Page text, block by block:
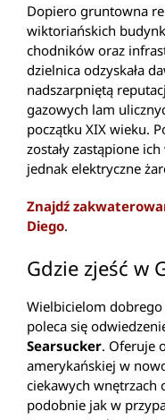
Dopiero gruntowna
wiktoriańskich
chodników oraz
dzielnica odzyskała
nadszarpniętą
gazowych lam
początku XIX wieku.
zostały zastąpione
jednak elektryczne
Znajdź
Diego.
Gdzie zjeść w
Wielbicielom
poleca się
Searsucker. Oferuje
amerykańskiej w
ciekawych wnętrzach
podobnie jak w